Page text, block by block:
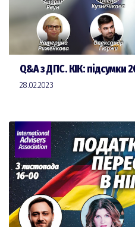
Q&A з ДПС. КІК: підсумки
28.02.2023